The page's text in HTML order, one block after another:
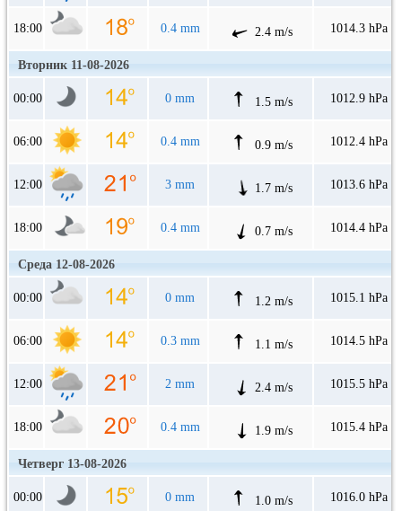
18:00 0.4 mm 2.4 m/s 1014.3 hPa
Вторник 11-08-2026
00:00 0 mm 1.5 m/s 1012.9 hPa
06:00 0.4 mm 0.9 m/s 1012.4 hPa
12:00 3 mm 1.7 m/s 1013.6 hPa
18:00 0.4 mm 0.7 m/s 1014.4 hPa
Среда 12-08-2026
00:00 0 mm 1.2 m/s 1015.1 hPa
06:00 0.3 mm 1.1 m/s 1014.5 hPa
12:00 2 mm 2.4 m/s 1015.5 hPa
18:00 0.4 mm 1.9 m/s 1015.4 hPa
Четверг 13-08-2026
00:00 0 mm 1.0 m/s 1016.0 hPa